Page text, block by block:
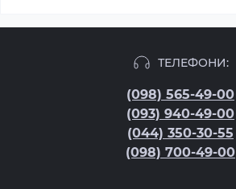
ТЕЛЕФОНИ:
(098) 565-49-00
(093) 940-49-00
(044) 350-30-55
(098) 700-49-00